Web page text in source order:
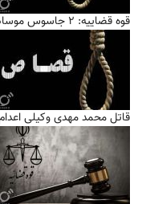
قوه قضاییه: ۲ جاسوس موساد اعدام شدند
قاتل محمد مهدی وکیلی